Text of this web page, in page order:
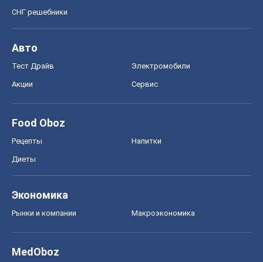
СНГ решебники
Авто
Тест Драйв Электромобили
Акции Сервис
Food Oboz
Рецепты Напитки
Диеты
Экономика
Рынки и компании Mакроэкономика
MedOboz